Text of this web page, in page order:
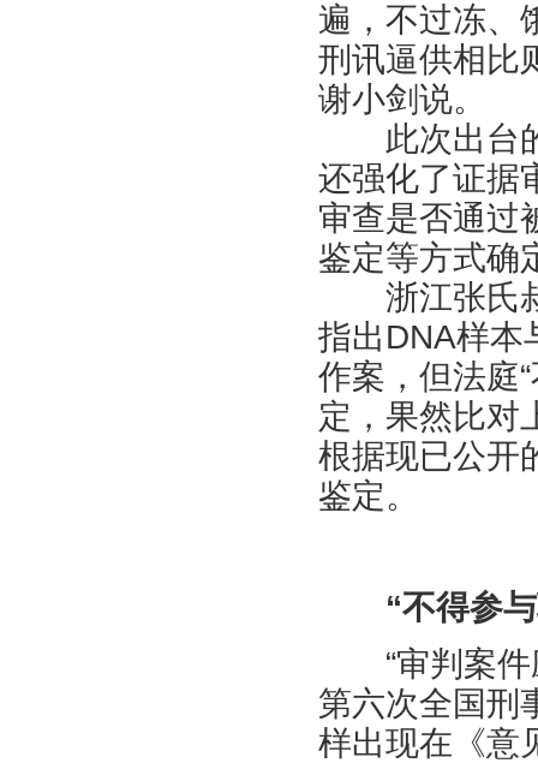
遍，不过冻、
刑讯逼供相比
谢小剑说。
此次出台的
还强化了证据
审查是否通过
鉴定等方式确
浙江张氏叔
指出DNA样本
作案，但法庭
定，果然比对
根据现已公开
鉴定。
“不得参
“审判案件
第六次全国刑
样出现在《意